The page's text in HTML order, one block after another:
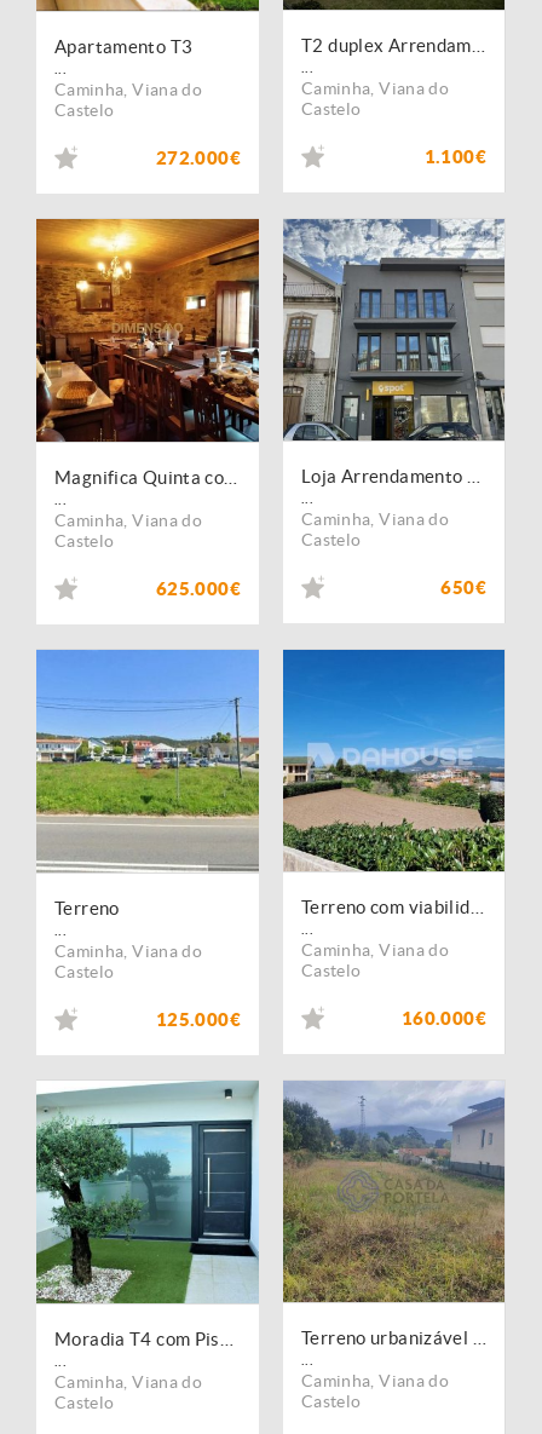
Apartamento T3
Caminha ,Viana do
Castelo
272.000€
Caminha ,Viana do
Castelo
1.100€
Caminha ,Viana do
Castelo
625.000€
Caminha ,Viana do
Castelo
650€
Terreno
Caminha ,Viana do
Castelo
125.000€
Caminha ,Viana do
Castelo
160.000€
Caminha ,Viana do
Castelo
Caminha ,Viana do
Castelo